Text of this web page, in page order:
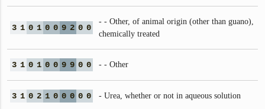
3 1 0 1 0 0 9 2 0 0
- - Other, of animal origin (other than guano),
chemically treated
3 1 0 1 0 0 9 9 0 0 - - Other
3 1 0 2 1 0 0 0 0 0 - Urea, whether or not in aqueous solution